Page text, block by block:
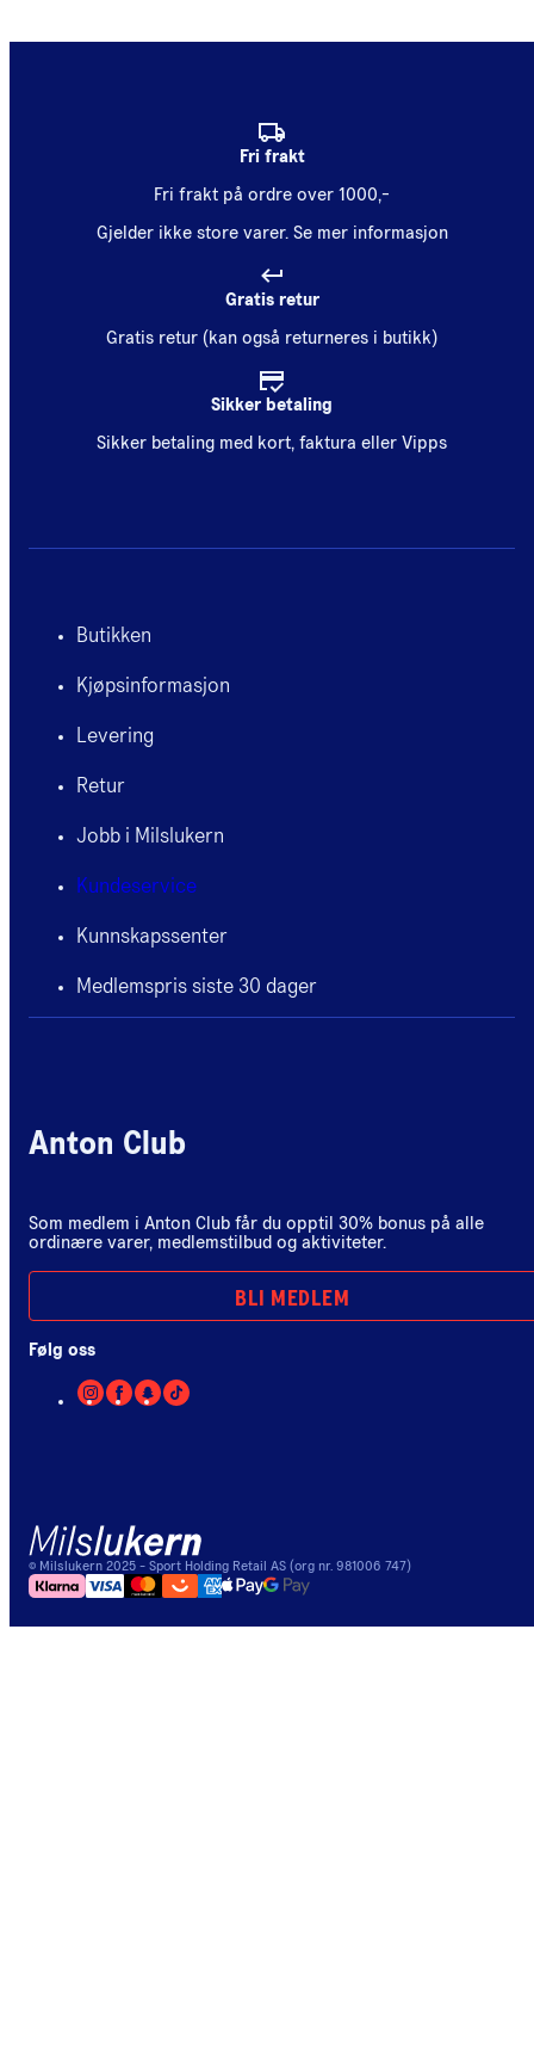
Fri frakt
Fri frakt på ordre over 1000,-
Gjelder ikke store varer. Se mer informasjon
Gratis retur
Gratis retur (kan også returneres i butikk)
Sikker betaling
Sikker betaling med kort, faktura eller Vipps
Butikken
Kjøpsinformasjon
Levering
Retur
Jobb i Milslukern
Kundeservice
Kunnskapssenter
Medlemspris siste 30 dager
Anton Club
Som medlem i Anton Club får du opptil 30% bonus på alle
ordinære varer, medlemstilbud og aktiviteter.
BLI MEDLEM
Følg oss
© Milslukern 2025 - Sport Holding Retail AS (org nr. 981006 747)